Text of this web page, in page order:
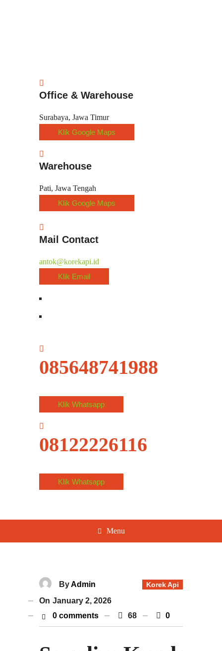
Office & Warehouse
Surabaya, Jawa Timur
Klik Google Maps
Warehouse
Pati, Jawa Tengah
Klik Google Maps
Mail Contact
antok@korekapi.id
Klik Email
085648741988
Klik Whatsapp
08122226116
Klik Whatsapp
Menu
Korek Api
ByAdmin
On January 2, 2026
0 comments
68 0